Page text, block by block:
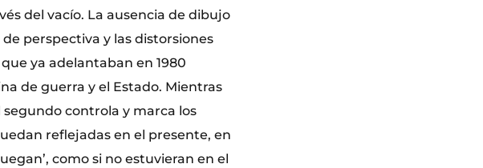
del vacío. La ausencia de dibujo
perspectiva y las distorsiones
ya adelantaban en 1980
de guerra y el Estado. Mientras
controla y marca los
reflejadas en el presente, en
como si no estuvieran en el